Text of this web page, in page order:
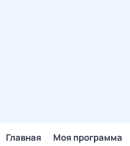
Главная Моя программа